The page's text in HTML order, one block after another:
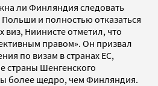
ли Финляндия следовать
и полностью отказаться
виз, Ниинисте отметил, что
правом». Он призвал
по визам в странах ЕС,
страны Шенгенского
более щедро, чем Финляндия.